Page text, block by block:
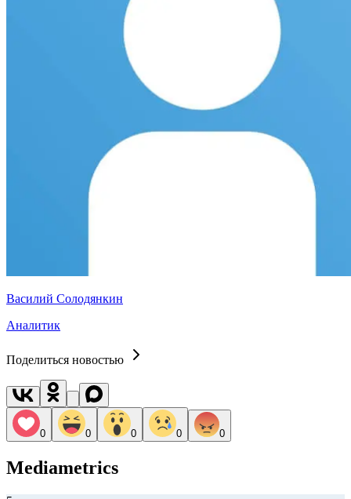
Василий Солодянкин
Аналитик
Поделиться новостью
0 0 0 0 0
Mediametrics